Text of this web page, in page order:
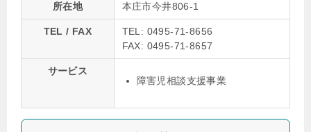
所在地 本庄市今井806-1
TEL / FAX
TEL: 0495-71-8656
FAX: 0495-71-8657
サービス
障害児相談支援事業